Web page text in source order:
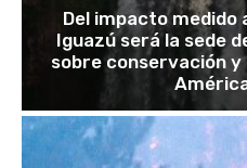
Del impacto medido
Iguazú será la sede
sobre conservación